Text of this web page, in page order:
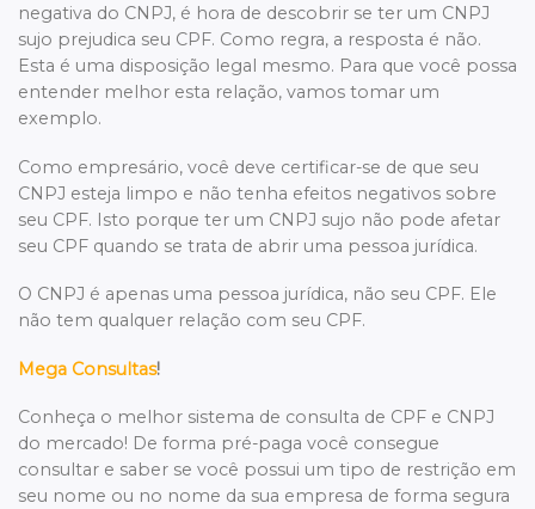
negativa do CNPJ, é hora de descobrir se ter um CNPJ
sujo prejudica seu CPF. Como regra, a resposta é não.
Esta é uma disposição legal mesmo. Para que você possa
entender melhor esta relação, vamos tomar um
exemplo.
Como empresário, você deve certificar-se de que seu
CNPJ esteja limpo e não tenha efeitos negativos sobre
seu CPF. Isto porque ter um CNPJ sujo não pode afetar
seu CPF quando se trata de abrir uma pessoa jurídica.
O CNPJ é apenas uma pessoa jurídica, não seu CPF. Ele
não tem qualquer relação com seu CPF.
Mega Consultas!
Conheça o melhor sistema de consulta de CPF e CNPJ
do mercado! De forma pré-paga você consegue
consultar e saber se você possui um tipo de restrição em
seu nome ou no nome da sua empresa de forma segura